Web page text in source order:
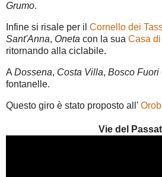
Grumo.
Infine si risale per il Cornello dei
Sant'Anna, Oneta con la sua Casa
ritornando alla ciclabile.
A Dossena, Costa Villa, Bosco Fuori
fontanelle.
Questo giro è stato proposto all'
Vie del